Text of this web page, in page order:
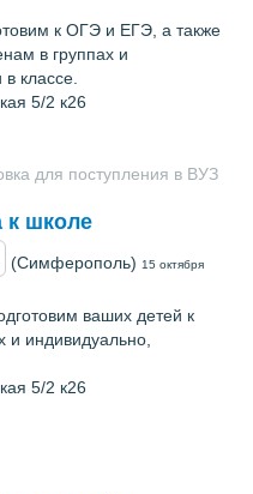
к ОГЭ и ЕГЭ, а также
в группах и
классе.
5/2 к26
для поступления в ВУЗ
к школе
(Симферополь) 15 октября
ваших детей к
и индивидуально,
5/2 к26